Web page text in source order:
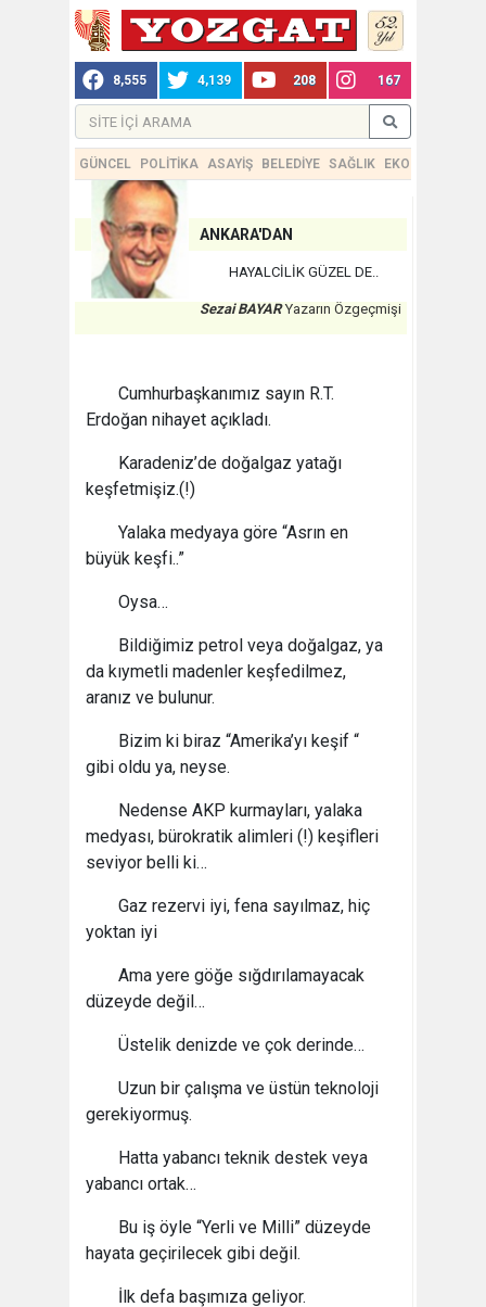
8,555 4,139 208 167
GÜNCEL POLİTİKA ASAYİŞ BELEDİYE SAĞLIK EKONOMİ
ANKARA'DAN
HAYALCİLİK GÜZEL DE..
Sezai BAYAR Yazarın Özgeçmişi
Cumhurbaşkanımız sayın R.T.
Erdoğan nihayet açıkladı.
Karadeniz’de doğalgaz yatağı
keşfetmişiz.(!)
Yalaka medyaya göre “Asrın en
büyük keşfi..”
Oysa…
Bildiğimiz petrol veya doğalgaz, ya
da kıymetli madenler keşfedilmez,
aranız ve bulunur.
Bizim ki biraz “Amerika’yı keşif “
gibi oldu ya, neyse.
Nedense AKP kurmayları, yalaka
medyası, bürokratik alimleri (!) keşifleri
seviyor belli ki…
Gaz rezervi iyi, fena sayılmaz, hiç
yoktan iyi
Ama yere göğe sığdırılamayacak
düzeyde değil…
Üstelik denizde ve çok derinde…
Uzun bir çalışma ve üstün teknoloji
gerekiyormuş.
Hatta yabancı teknik destek veya
yabancı ortak…
Bu iş öyle “Yerli ve Milli” düzeyde
hayata geçirilecek gibi değil.
İlk defa başımıza geliyor.